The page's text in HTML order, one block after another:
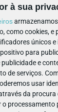
à sua
como cookies, e
únicos
para
e
de serviços.
usar
da procura
processamento